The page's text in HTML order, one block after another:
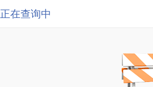
正在查询中